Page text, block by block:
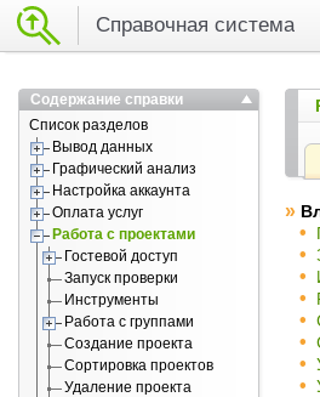
Справочная система
Содержание справки
Список разделов
Вывод данных
Графический анализ
Настройка аккаунта
Оплата услуг
Работа с проектами
Гостевой доступ
Запуск проверки
Инструменты
Работа с группами
Создание проекта
Сортировка проектов
Удаление проекта
»
•
•
•
•
•
•
•
•